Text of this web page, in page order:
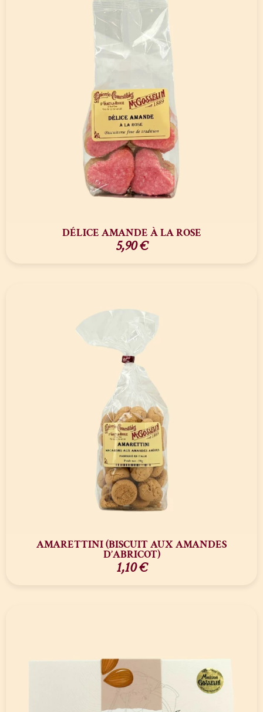
DÉLICE AMANDE À LA ROSE
5,90€
AMARETTINI (BISCUIT AUX AMANDES
D’ABRICOT)
1,10€